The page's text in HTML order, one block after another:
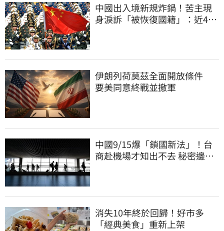
中國出入境新規炸鍋！苦主現
身淚訴「被恢復國籍」：近4億
伊朗列荷莫茲全面開放條件
要美同意終戰並撤軍
中國9/15爆「鎖國新法」！台
商赴機場才知出不去 秘密邊控
消失10年終於回歸！好市多
「經典美食」重新上架